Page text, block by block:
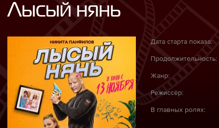
Лысый нянь
Дата старта показа:
Продолжительность:
Жанр:
Режиссёр:
В главных ролях: